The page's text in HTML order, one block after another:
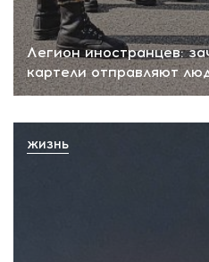
Легион иностранцев:
картели отправляют
ЖИЗНЬ